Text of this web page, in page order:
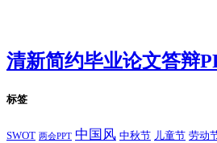
清新简约毕业论文答辩
标签
SWOT 两会PPT 中国风 中秋节 儿童节 劳动